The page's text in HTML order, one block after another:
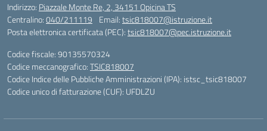
Indirizzo: Piazzale Monte Re, 2, 34151 Opicina TS
Centralino:040/211119 Email:tsic818007@istruzione.it
Posta elettronica certificata (PEC):tsic818007@pec.istruzione.it
Codice fiscale: 90135570324
Codice meccanografico:TSIC818007
Codice Indice delle Pubbliche Amministrazioni (IPA): istsc_tsic818007
Codice unico di fatturazione (CUF): UFDLZU